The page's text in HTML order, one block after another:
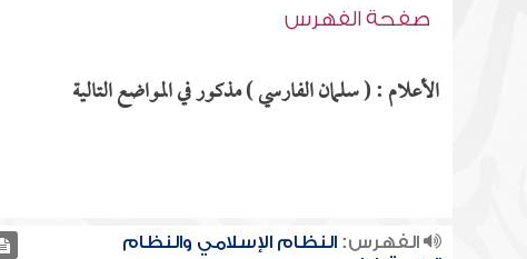
صفحة الفهرس
الأعلام : ( سلمان الفارسي ) مذكور في المواضع التالية
الفهرس:النظام الإسلامي والنظام